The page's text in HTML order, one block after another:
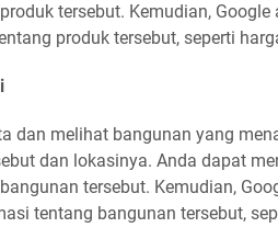
tersebut. Kemudian, Google
produk tersebut, seperti
dan melihat bangunan yang
dan lokasinya. Anda dapat
tersebut. Kemudian,
tentang bangunan tersebut,